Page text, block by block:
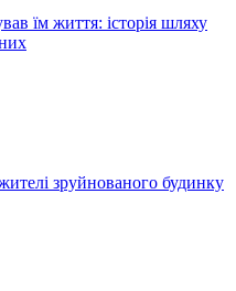
їм життя: історія шляху
зруйнованого будинку